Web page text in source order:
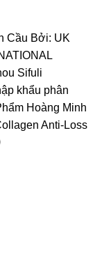
Cầu Bởi: UK
Sifuli
khẩu phân
Hoàng Minh
Anti-Loss